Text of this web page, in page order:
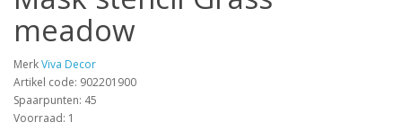
meadow
MerkViva Decor
Artikel code: 902201900
Spaarpunten: 45
Voorraad: 1